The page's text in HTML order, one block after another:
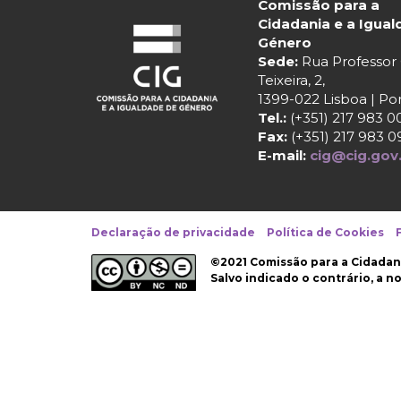
Comissão para a
Cidadania e a
Género
Sede: Rua Professor
Teixeira, 2,
1399-022 Lisboa |
Tel.: (+351) 217 983
Fax: (+351) 217 983
E-mail:
Declaração de privacidade Política de Cookies
©2021 Comissão para a
Salvo indicado o contrário, a